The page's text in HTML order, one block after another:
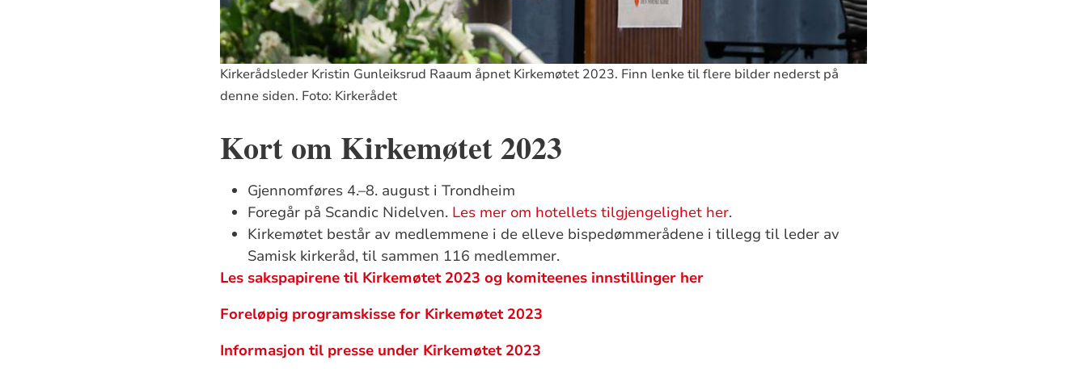
Kirkerådsleder Kristin Gunleiksrud Raaum åpnet Kirkemøtet 2023. Finn lenke til flere bilder nederst på
denne siden. Foto: Kirkerådet
Kort om Kirkemøtet 2023
Gjennomføres 4.–8. august i Trondheim
Foregår på Scandic Nidelven. Les mer om hotellets tilgjengelighet her.
Kirkemøtet består av medlemmene i de elleve bispedømmerådene i tillegg til leder av
Samisk kirkeråd, til sammen 116 medlemmer.
Les sakspapirene til Kirkemøtet 2023 og komiteenes innstillinger her
Foreløpig programskisse for Kirkemøtet 2023
Informasjon til presse under Kirkemøtet 2023